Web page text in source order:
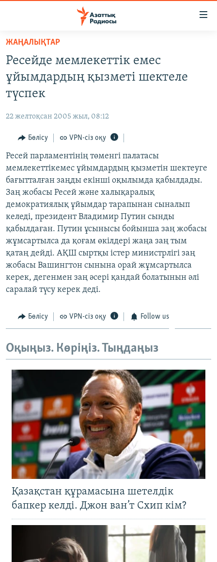
Skip
main
content
Skip
main
Search
AZATTYQTV
АДАМ ҚҰҚЫҚТАРЫ
ӘЛЕУМЕТ
ӘЛЕМ
АРНАЙЫ ЖОБАЛАР
ЖАЗЫЛЫҢЫЗ
ЖАҢАЛЫҚТАР
Ресейде мемлекеттік емес
ұйымдардың қызметі шектеле
түспек
22 желтоқсан 2005 жыл, 08:12
Бөлісу VPN-сіз оқу
Ресей парламентінің төменгі палатасы
мемлекеттікемес ұйымдардың қызметін шектеуге
бағытталған заңды екінші оқылымда қабылдады.
Заң жобасы Ресей және халықаралық
демократиялық ұйымдар тарапынан сыналып
келеді, президент Владимир Путин сынды
қабылдаған. Путин ұсынысы бойынша заң жобасы
жұмсартылса да қоғам өкілдері жаңа заң тым
қатаң дейді. АҚШ сыртқы істер министрлігі заң
жобасы Вашингтон сынына орай жұмсартылса
керек, дегенмен заң әсері қандай болатынын әлі
саралай түсу керек деді.
Бөлісу VPN-сіз оқу Follow us
Оқыңыз. Көріңіз. Тыңдаңыз
Қазақстан құрамасына шетелдік
бапкер келді. Джон ван’т Схип кім?